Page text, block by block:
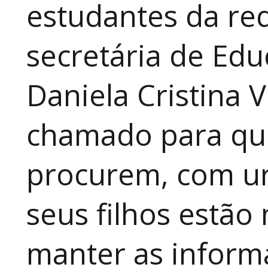
estudantes da
secretária de
Daniela Cristina
chamado para
procurem, com
seus filhos
manter as